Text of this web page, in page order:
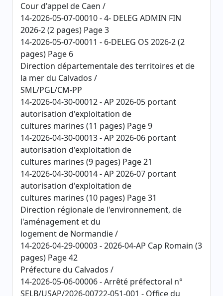
Cour d'appel de Caen /
14-2026-05-07-00010 - 4- DELEG ADMIN FIN
2026-2 (2 pages) Page 3
14-2026-05-07-00011 - 6-DELEG OS 2026-2 (2
pages) Page 6
Direction départementale des territoires et de
la mer du Calvados /
SML/PGL/CM-PP
14-2026-04-30-00012 - AP 2026-05 portant
autorisation d'exploitation de
cultures marines (11 pages) Page 9
14-2026-04-30-00013 - AP 2026-06 portant
autorisation d'exploitation de
cultures marines (9 pages) Page 21
14-2026-04-30-00014 - AP 2026-07 portant
autorisation d'exploitation de
cultures marines (10 pages) Page 31
Direction régionale de l'environnement, de
l'aménagement et du
logement de Normandie /
14-2026-04-29-00003 - 2026-04-AP Cap Romain (3
pages) Page 42
Préfecture du Calvados /
14-2026-05-06-00006 - Arrêté préfectoral n°
SELB/USAP/2026-00722-051-001 - Office du